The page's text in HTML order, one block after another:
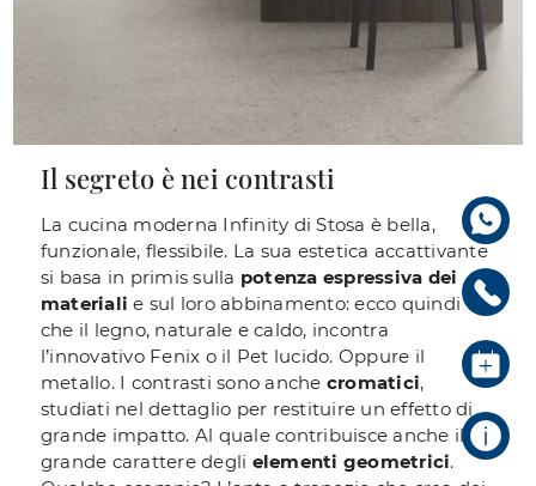
Il segreto è nei contrasti
La cucina moderna Infinity di Stosa è bella,
funzionale, flessibile. La sua estetica accattivante
si basa in primis sulla potenza espressiva dei
materiali e sul loro abbinamento: ecco quindi
che il legno, naturale e caldo, incontra
l’innovativo Fenix o il Pet lucido. Oppure il
metallo. I contrasti sono anche cromatici,
studiati nel dettaglio per restituire un effetto di
grande impatto. Al quale contribuisce anche il
grande carattere degli elementi geometrici.